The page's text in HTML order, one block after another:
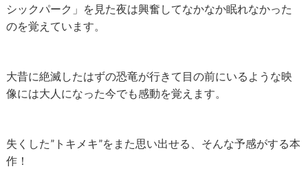
シックパーク」を見た夜は興奮してなかなか眠れなかった
のを覚えています。
大昔に絶滅したはずの恐竜が行きて目の前にいるような映
像には大人になった今でも感動を覚えます。
失くした”トキメキ”をまた思い出せる、そんな予感がする本
作！